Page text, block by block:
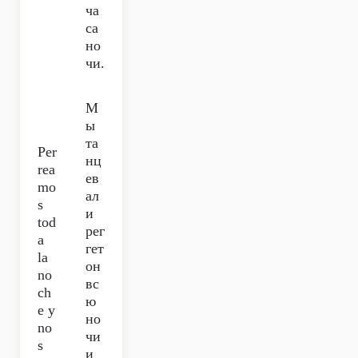
ча
са
но
чи.
Per
rea
mo
s
tod
a
la
no
ch
e y
no
s
М
ы
та
нц
ев
ал
и
рег
гет
он
вс
ю
но
чи
и